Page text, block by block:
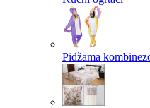
Pidžama